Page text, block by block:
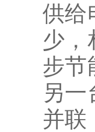
供给
少，
步节
另
并联